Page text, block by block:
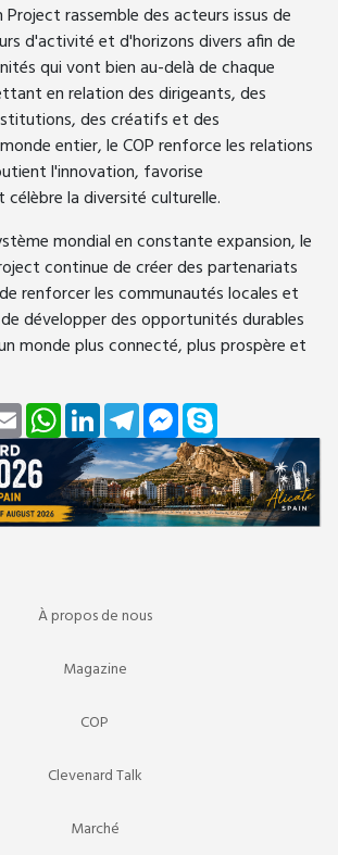
Project rassemble des acteurs issus de
d'activité et d'horizons divers afin de
qui vont bien au-delà de chaque
en relation des dirigeants, des
des créatifs et des
entier, le COP renforce les relations
l'innovation, favorise
la diversité culturelle.
mondial en constante expansion, le
continue de créer des partenariats
renforcer les communautés locales et
développer des opportunités durables
monde plus connecté, plus prospère et
EmailWhatsApp
LinkedInTelegramMessenger
À propos de nous
Magazine
COP
Clevenard Talk
Marché